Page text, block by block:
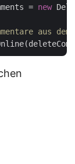
= new
aus dem